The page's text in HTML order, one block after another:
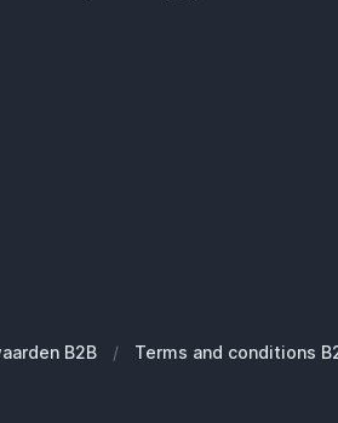
B2B / Terms and conditions